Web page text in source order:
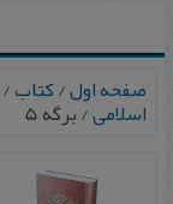
صفحه اول/کتاب/
اسلامی/ برگه 5